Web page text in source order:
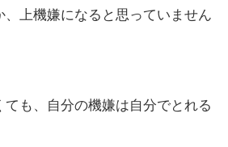
、上機嫌になると思っていません
も、自分の機嫌は自分でとれる